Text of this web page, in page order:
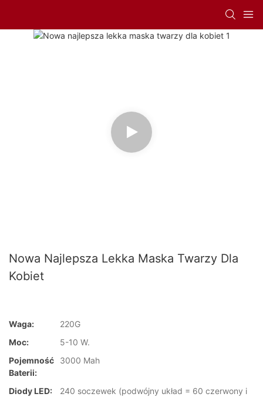
Nowa Najlepsza Lekka Maska ​​twarzy Dla
Kobiet
Waga:
220G
Moc:
5-10 W.
Pojemność
Baterii:
3000 Mah
Diody LED:
240 soczewek (podwójny układ = 60 czerwony i